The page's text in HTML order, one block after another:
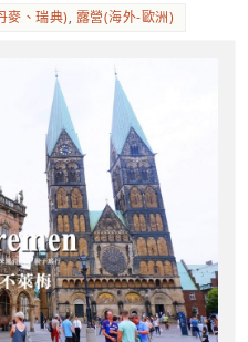
麥、瑞典), 露營(海外-歐洲)